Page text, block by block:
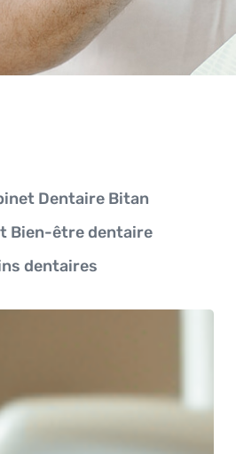
Dentaire Bitan
Bien-être dentaire
dentaires